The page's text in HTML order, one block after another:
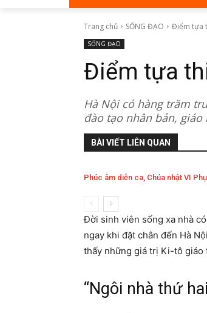
Trang chủ SỐNG ĐẠO Điểm tựa
SỐNG ĐẠO
Điểm tựa
Hà Nội có hàng trăm
đào tạo nhân bản,
BÀI VIẾT LIÊN QUAN
Phúc âm diễn ca, Chúa nhật VI
Đời sinh viên sống xa nhà
ngay khi đặt chân đến Hà
thấy những giá trị Ki-tô giáo
“Ngôi nhà thứ